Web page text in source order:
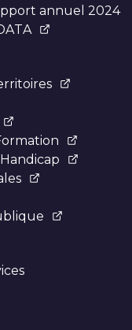
annuel 2024